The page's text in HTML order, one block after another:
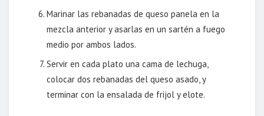
Marinar las rebanadas de queso panela en la
mezcla anterior y asarlas en un sartén a fuego
medio por ambos lados.
Servir en cada plato una cama de lechuga,
colocar dos rebanadas del queso asado, y
terminar con la ensalada de frijol y elote.